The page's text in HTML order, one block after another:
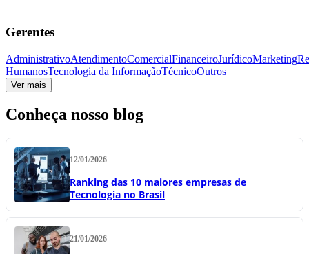
Gerentes
AdministrativoAtendimentoComercialFinanceiroJurídicoMarketing
HumanosTecnologia da InformaçãoTécnicoOutros
Ver mais
Conheça nosso blog
12/01/2026
Ranking das 10 maiores empresas de
Tecnologia no Brasil
21/01/2026